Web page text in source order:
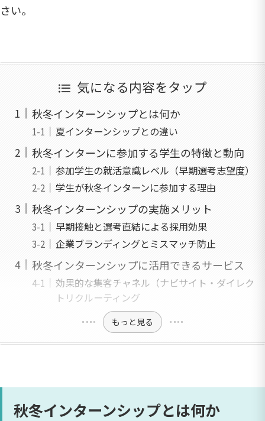
さい。
気になる内容をタップ
秋冬インターンシップとは何か
夏インターンシップとの違い
秋冬インターンに参加する学生の特徴と動向
参加学生の就活意識レベル（早期選考志望度）
学生が秋冬インターンに参加する理由
秋冬インターンシップの実施メリット
早期接触と選考直結による採用効果
企業ブランディングとミスマッチ防止
秋冬インターンシップに活用できるサービス
効果的な集客チャネル（ナビサイト・ダイレク
トリクルーティング
もっと見る
秋冬インターンシップとは何か